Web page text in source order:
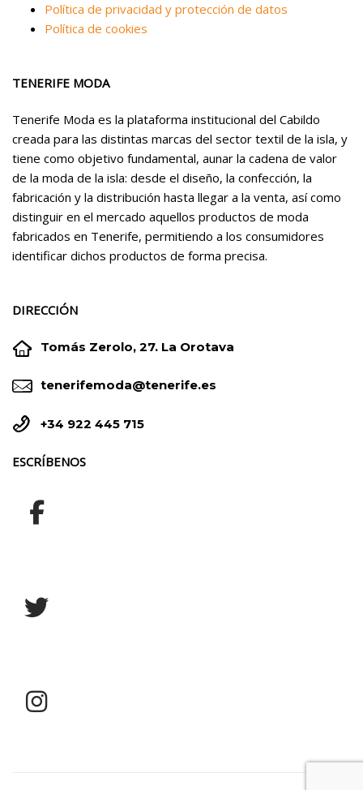
Política de privacidad y protección de datos
Política de cookies
TENERIFE MODA
Tenerife Moda es la plataforma institucional del Cabildo
creada para las distintas marcas del sector textil de la isla, y
tiene como objetivo fundamental, aunar la cadena de valor
de la moda de la isla: desde el diseño, la confección, la
fabricación y la distribución hasta llegar a la venta, así como
distinguir en el mercado aquellos productos de moda
fabricados en Tenerife, permitiendo a los consumidores
identificar dichos productos de forma precisa.
DIRECCIÓN

 Tomás Zerolo, 27. La Orotava

 tenerifemoda@tenerife.es

 +34 922 445 715
ESCRÍBENOS